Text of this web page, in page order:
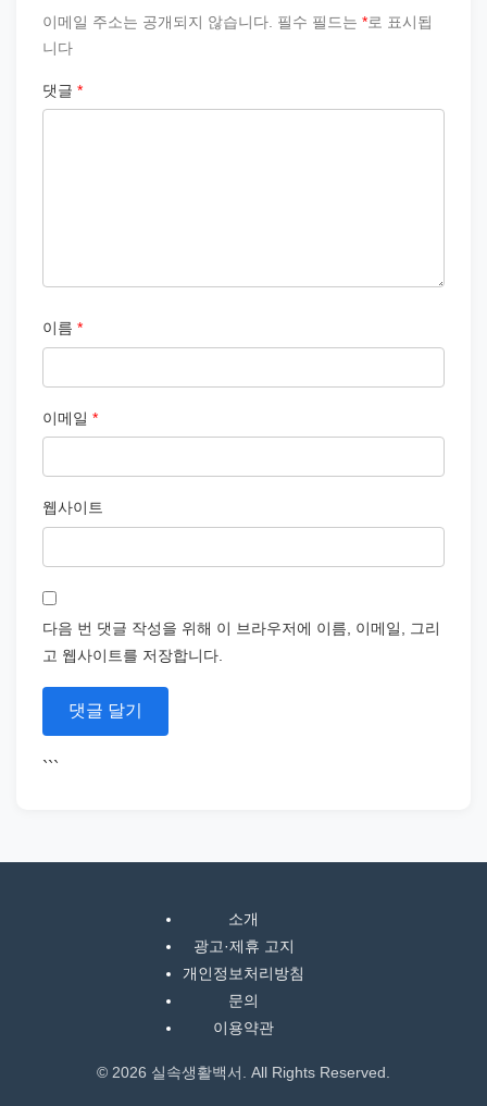
이메일 주소는 공개되지 않습니다. 필수 필드는 *로 표시됩
니다
댓글 *
이름 *
이메일 *
웹사이트
다음 번 댓글 작성을 위해 이 브라우저에 이름, 이메일, 그리
고 웹사이트를 저장합니다.
```
소개
광고·제휴 고지
개인정보처리방침
문의
이용약관
© 2026 실속생활백서. All Rights Reserved.